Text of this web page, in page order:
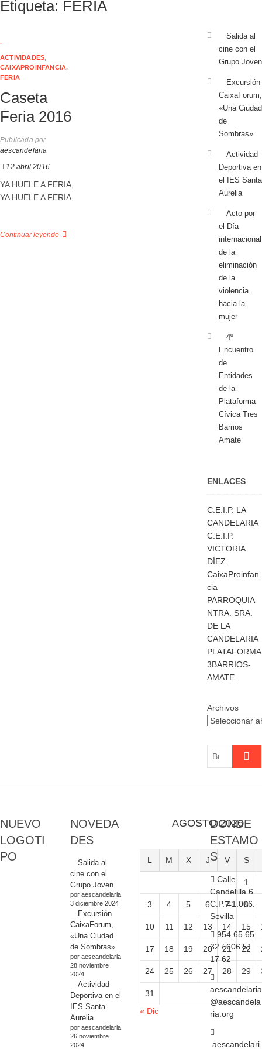
Etiqueta: FERIA
.
ACTIVIDADES,
CAIXAPROINFANCIA,
FERIA
Caseta
Feria 2016
Publicada por
aescandelaria
12 abril 2016
YA HUELE A FERIA,
YA HUELE A FERIA
Continuar leyendo
Salida al
cine con el
Grupo Joven
Excursión
CaixaForum,
«Una Ciudad
de
Sombras»
Actividad
Deportiva en
el IES Santa
Aurelia
Acto por
el Día
internacional
de la
eliminación
de la
violencia
hacia la
mujer
4º
Encuentro
de
Entidades
de la
Plataforma
Cívica Tres
Barrios
Amate
ENLACES
C.E.I.P. LA
CANDELARIA
C.E.I.P.
VICTORIA
DÍEZ
CaixaProinfan
cia
PARROQUIA
NTRA. SRA.
DE LA
CANDELARIA
PLATAFORMA
3BARRIOS-
AMATE
Archivos
Buscar
NUEVO
LOGOTI
PO
NOVEDA
DES
Salida al
cine con el
Grupo Joven
por aescandelaria
3 diciembre 2024
Excursión
CaixaForum,
«Una Ciudad
de Sombras»
por aescandelaria
28 noviembre
2024
Actividad
Deportiva en el
IES Santa
Aurelia
por aescandelaria
26 noviembre
2024
AGOSTO 2026
L M X J V S
1
3 4 5 6 7 8
10 11 12 13 14 15
17 18 19 20 21 22
24 25 26 27 28 29
31
« Dic
DONDE
ESTAMO
S
Calle
Candelilla 6
C.P. 41.006.
Sevilla
954 65 65
32 / 606 51
17 62
aescandelaria
@aescandela
ria.org
aescandelari